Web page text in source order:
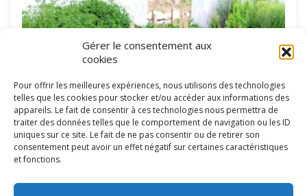
Gérer le consentement aux
cookies
Pour offrir les meilleures expériences, nous utilisons des technologies
telles que les cookies pour stocker et/ou accéder aux informations des
appareils. Le fait de consentir à ces technologies nous permettra de
traiter des données telles que le comportement de navigation ou les ID
uniques sur ce site. Le fait de ne pas consentir ou de retirer son
consentement peut avoir un effet négatif sur certaines caractéristiques
et fonctions.